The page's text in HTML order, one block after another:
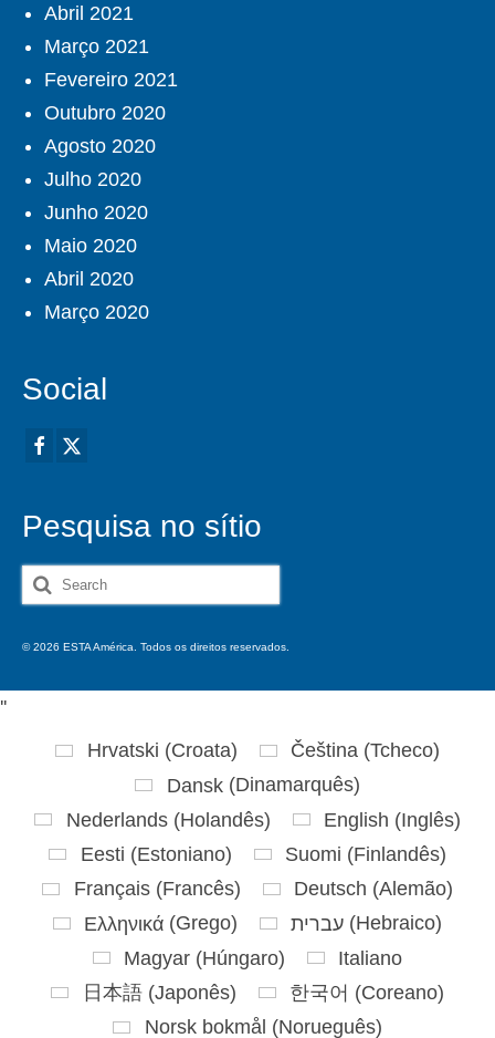
Abril 2021
Março 2021
Fevereiro 2021
Outubro 2020
Agosto 2020
Julho 2020
Junho 2020
Maio 2020
Abril 2020
Março 2020
Social
Pesquisa no sítio
Search
© 2026 ESTA América. Todos os direitos reservados.
''
Hrvatski (Croata) Čeština(Tcheco)
Dansk(Dinamarquês)
Nederlands(Holandês) English (Inglês)
Eesti (Estoniano) Suomi (Finlandês)
Français(Francês) Deutsch (Alemão)
Ελληνικά (Grego) עברית (Hebraico)
Magyar (Húngaro)
Italiano
日本語(Japonês) 한국어 (Coreano)
Norsk bokmål (Norueguês)